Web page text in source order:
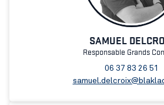
SAMUEL
Responsable Grands
06 37 83 26 51